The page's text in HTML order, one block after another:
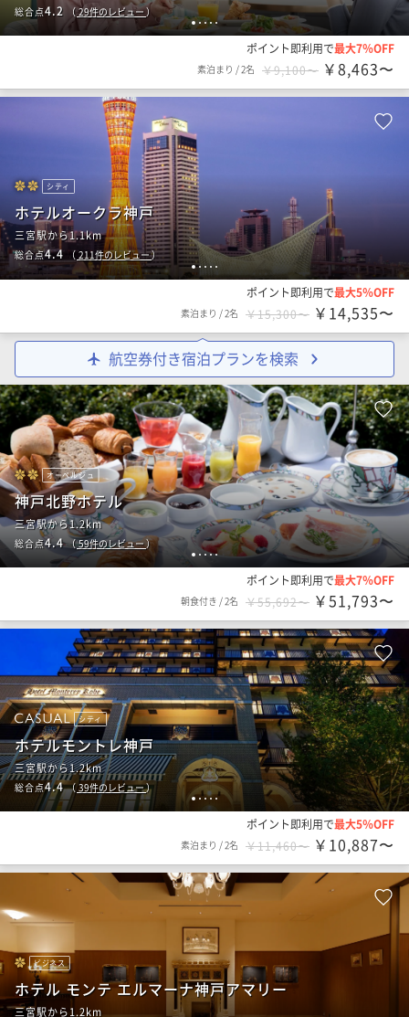
1 2345
総合点4.2 （ 29件のレビュー）
ポイント即利用で最大7％OFF
素泊まり /2名 ￥9,100〜 ￥8,463〜
12 34 5
シティ
ホテルオークラ神戸
三宮駅から1.1km
総合点4.4（ 211件のレビュー）
ポイント即利用で最大5％OFF
素泊まり /2名 ￥15,300〜 ￥14,535〜
航空券付き宿泊プランを検索
1 2345
オーベルジュ
神戸北野ホテル
三宮駅から1.2km
総合点4.4（59件のレビュー）
ポイント即利用で最大7％OFF
朝食付き /2名 ￥55,692〜 ￥51,793〜
12345
シティ
ホテルモントレ神戸
三宮駅から1.2km
総合点4.4（ 39件のレビュー）
ポイント即利用で最大5％OFF
素泊まり /2名 ￥11,460〜 ￥10,887〜
ビジネス
ホテル モンテ エルマーナ神戸アマリー
三宮駅から1.2km